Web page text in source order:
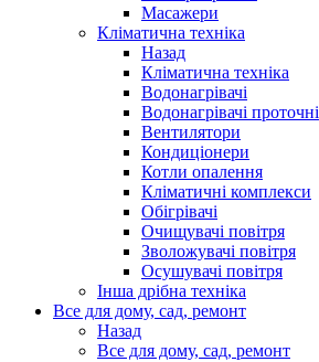
Масажери
Кліматична техніка
Назад
Кліматична техніка
Водонагрівачі
Водонагрівачі проточні
Вентилятори
Кондиціонери
Котли опалення
Кліматичні комплекси
Обігрівачі
Очищувачі повітря
Зволожувачі повітря
Осушувачі повітря
Інша дрібна техніка
Все для дому, сад, ремонт
Назад
Все для дому, сад, ремонт